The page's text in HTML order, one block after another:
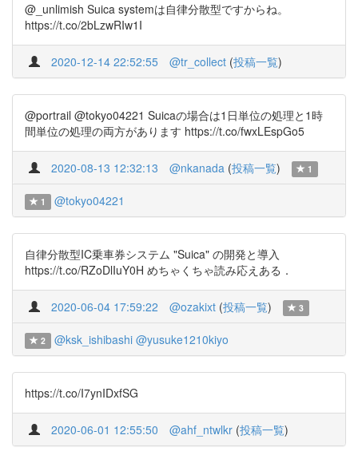
@_unlimish Suica systemは自律分散型ですからね。
https://t.co/2bLzwRIw1I
2020-12-14 22:52:55 @tr_collect (投稿一覧)
@portrail @tokyo04221 Suicaの場合は1日単位の処理と1時
間単位の処理の両方があります https://t.co/fwxLEspGo5
2020-08-13 12:32:13 @nkanada (投稿一覧) 1
1 @tokyo04221
自律分散型IC乗車券システム "Suica" の開発と導入
https://t.co/RZoDlIuY0H めちゃくちゃ読み応えある．
2020-06-04 17:59:22 @ozakixt (投稿一覧) 3
2 @ksk_ishibashi @yusuke1210kiyo
https://t.co/I7ynIDxfSG
2020-06-01 12:55:50 @ahf_ntwlkr (投稿一覧)